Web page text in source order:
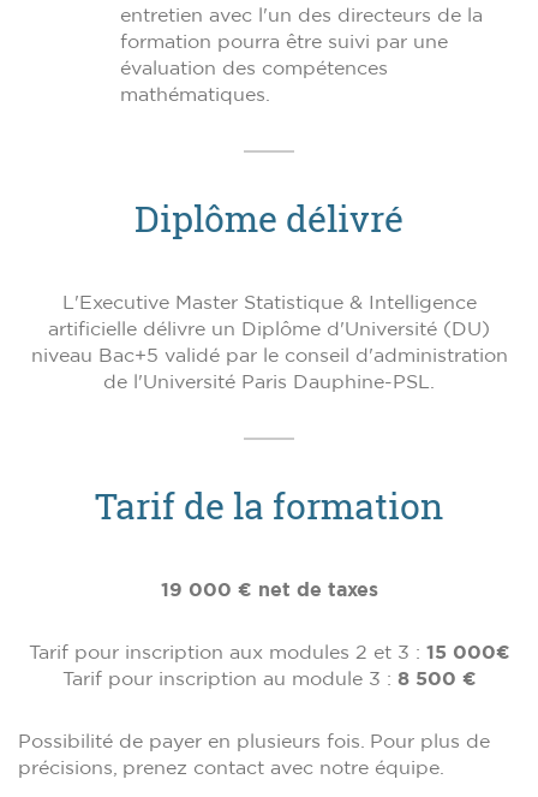
entretien avec l'un des directeurs de la
formation pourra être suivi par une
évaluation des compétences
mathématiques.
Diplôme délivré
L'Executive Master Statistique & Intelligence
artificielle délivre un Diplôme d'Université (DU)
niveau Bac+5 validé par le conseil d'administration
de l'Université Paris Dauphine-PSL.
Tarif de la formation
19 000 € net de taxes
Tarif pour inscription aux modules 2 et 3 : 15 000€
Tarif pour inscription au module 3 : 8 500 €
Possibilité de payer en plusieurs fois. Pour plus de
précisions, prenez contact avec notre équipe.